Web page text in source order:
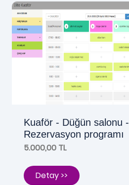
Kuaför - Düğün salonu -
Rezervasyon programı
5.000,00 TL
Detay >>